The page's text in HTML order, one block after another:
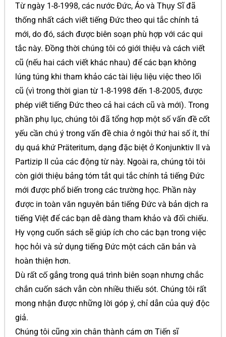
Từ ngày 1-8-1998, các nước Đức, Áo và Thụy Sĩ đã
thống nhất cách viết tiếng Đức theo qui tắc chính tả
mới, do đó, sách được biên soạn phù hợp với các qui
tắc này. Đồng thời chúng tôi có giới thiệu và cách viết
cũ (nếu hai cách viết khác nhau) để các bạn không
lúng túng khi tham khảo các tài liệu liệu việc theo lối
cũ (vì trong thời gian từ 1-8-1998 đến 1-8-2005, được
phép viết tiếng Đức theo cả hai cách cũ và mới). Trong
phần phụ lục, chúng tôi đã tổng hợp một số vấn đề cốt
yếu cần chú ý trong vấn đề chia ở ngôi thứ hai số ít, thí
dụ quá khứ Präteritum, dạng đặc biệt ở Konjunktiv II và
Partizip II của các động từ này. Ngoài ra, chúng tôi tôi
còn giới thiệu bảng tóm tắt qui tắc chính tả tiếng Đức
mới được phổ biến trong các trường học. Phần này
được in toàn văn nguyên bản tiếng Đức và bản dịch ra
tiếng Việt để các bạn dễ dàng tham khảo và đối chiếu.
Hy vọng cuốn sách sẽ giúp ích cho các bạn trong việc
học hỏi và sử dụng tiếng Đức một cách căn bản và
hoàn thiện hơn.
Dù rất cố gắng trong quá trình biên soạn nhưng chắc
chắn cuốn sách vẫn còn nhiều thiếu sót. Chúng tôi rất
mong nhận được những lời góp ý, chỉ dẫn của quý độc
giả.
Chúng tôi cũng xin chân thành cám ơn Tiến sĩ